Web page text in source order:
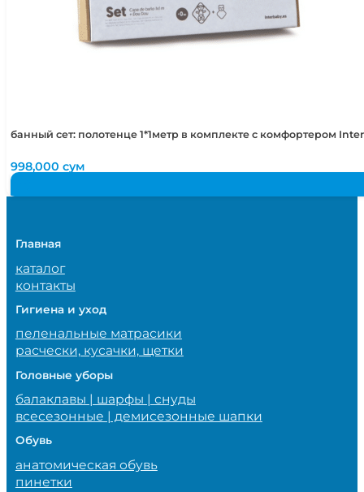
банный сет: полотенце 1*1метр в комплекте с комфортером
998,000сум
Главная
каталог
контакты
Гигиена и уход
пеленальные матрасики
расчески, кусачки, щетки
Головные уборы
балаклавы | шарфы | снуды
всесезонные | демисезонные шапки
Обувь
анатомическая обувь
пинетки